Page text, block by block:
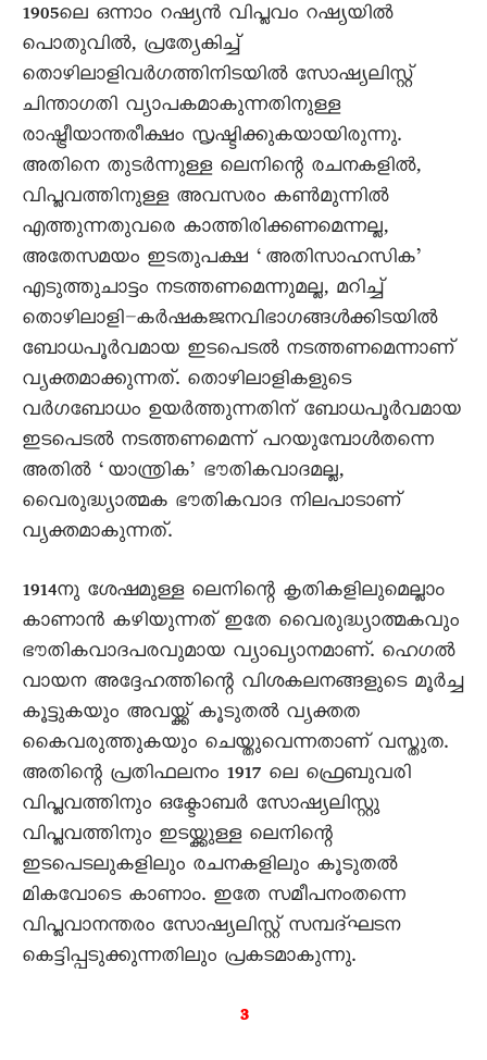
1905ലെ ഒന്നാം റഷ്യൻ വിപ്ലവം റഷ്യയിൽ
പൊതുവിൽ, പ്രത്യേകിച്ച്
തൊഴിലാളിവർഗത്തിനിടയിൽ സോഷ്യലിസ്റ്റ്
ചിന്താഗതി വ്യാപകമാകുന്നതിനുള്ള
രാഷ്ട്രീയാന്തരീക്ഷം സൃഷ്ടിക്കുകയായിരുന്നു.
അതിനെ തുടർന്നുള്ള ലെനിന്റെ രചനകളിൽ,
വിപ്ലവത്തിനുള്ള അവസരം കൺമുന്നിൽ
എത്തുന്നതുവരെ കാത്തിരിക്കണമെന്നല്ല,
അതേസമയം ഇടതുപക്ഷ ‘അതിസാഹസിക’
എടുത്തുചാട്ടം നടത്തണമെന്നുമല്ല, മറിച്ച്‌
തൊഴിലാളി–കർഷകജനവിഭാഗങ്ങൾക്കിടയിൽ
ബോധപൂർവമായ ഇടപെടൽ നടത്തണമെന്നാണ്
വ്യക്തമാക്കുന്നത്. തൊഴിലാളികളുടെ
വർഗബോധം ഉയർത്തുന്നതിന‍് ബോധപൂർവമായ
ഇടപെടൽ നടത്തണമെന്ന് പറയുമ്പോൾതന്നെ
അതിൽ ‘യാന്ത്രിക’ ഭൗതികവാദമല്ല,
വെെരുദ്ധ്യാത്മക ഭൗതികവാദ നിലപാടാണ്
വ്യക്തമാകുന്നത്.
1914നു ശേഷമുള്ള ലെനിന്റെ കൃതികളിലുമെല്ലാം
കാണാൻ കഴിയുന്നത് ഇതേ വെെരുദ്ധ്യാത്മകവും
ഭൗതികവാദപരവുമായ വ്യാഖ്യാനമാണ്. ഹെഗൽ
വായന അദ്ദേഹത്തിന്റെ വിശകലനങ്ങളുടെ മൂർച്ച
കൂട്ടുകയും അവയ്ക്ക് കൂടുതൽ വ്യക്തത
കെെവരുത്തുകയും ചെയ്തുവെന്നതാണ് വസ്തുത.
അതിന്റെ പ്രതിഫലനം 1917 ലെ ഫ്രെബുവരി
വിപ്ലവത്തിനും ഒക്ടോബർ സോഷ്യലിസ്റ്റു
വിപ്ലവത്തിനും ഇടയ്ക്കുള്ള ലെനിന്റെ
ഇടപെടലുകളിലും രചനകളിലും കൂടുതൽ
മികവോടെ കാണാം. ഇതേ സമീപനംതന്നെ
വിപ്ലവാനന്തരം സോഷ്യലിസ്റ്റ് സമ്പദ്ഘടന
കെട്ടിപ്പടുക്കുന്നതിലും പ്രകടമാകുന്നു.
3